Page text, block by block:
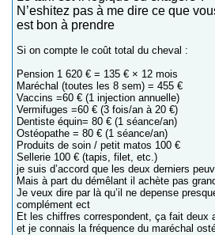
N’eshitez pas à me dire ce que
est bon à prendre
Si on compte le coût total du cheval :
Pension 1 620 € = 135 € × 12 mois
Maréchal (toutes les 8 sem) = 455 €
Vaccins =60 € (1 injection annuelle)
Vermifuges =60 € (3 fois/an à 20 €)
Dentiste équin= 80 € (1 séance/an)
Ostéopathe = 80 € (1 séance/an)
Produits de soin / petit matos 100 €
Sellerie 100 € (tapis, filet, etc.)
je suis d’accord que les deux derniers
Mais à part du démêlant il achète pas
Je veux dire par là qu’il ne depense
complément ect
Et les chiffres correspondent, ça fait deux
et je connais la fréquence du maréchal